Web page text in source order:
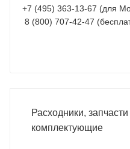
+7 (495) 363-13-67 (для
8 (800) 707-42-47
Расходники, запчасти
комплектующие